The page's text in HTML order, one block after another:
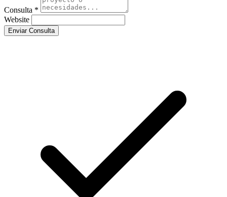
Consulta *
Website
Enviar Consulta